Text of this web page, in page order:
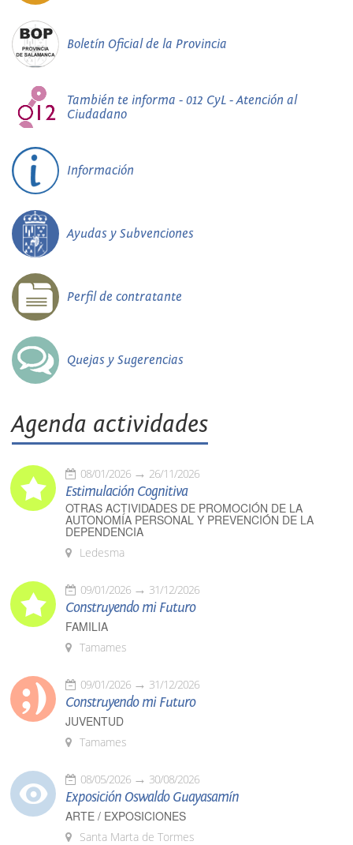
Boletín Oficial de la Provincia
También te informa - 012 CyL - Atención al
Ciudadano
Información
Ayudas y Subvenciones
Perfil de contratante
Quejas y Sugerencias
Agenda actividades
08/01/2026 26/11/2026
Estimulación Cognitiva
OTRAS ACTIVIDADES DE PROMOCIÓN DE LA
AUTONOMÍA PERSONAL Y PREVENCIÓN DE LA
DEPENDENCIA
Ledesma
09/01/2026 31/12/2026
Construyendo mi Futuro
FAMILIA
Tamames
09/01/2026 31/12/2026
Construyendo mi Futuro
JUVENTUD
Tamames
08/05/2026 30/08/2026
Exposición Oswaldo Guayasamín
ARTE / EXPOSICIONES
Santa Marta de Tormes